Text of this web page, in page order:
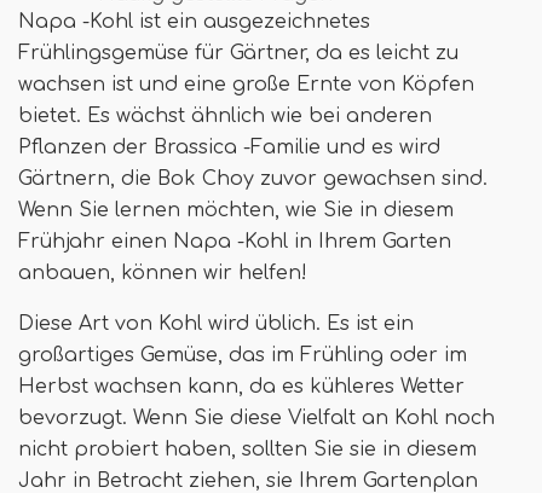
Napa -Kohl ist ein ausgezeichnetes
Frühlingsgemüse für Gärtner, da es leicht zu
wachsen ist und eine große Ernte von Köpfen
bietet. Es wächst ähnlich wie bei anderen
Pflanzen der Brassica -Familie und es wird
Gärtnern, die Bok Choy zuvor gewachsen sind.
Wenn Sie lernen möchten, wie Sie in diesem
Frühjahr einen Napa -Kohl in Ihrem Garten
anbauen, können wir helfen!
Diese Art von Kohl wird üblich. Es ist ein
großartiges Gemüse, das im Frühling oder im
Herbst wachsen kann, da es kühleres Wetter
bevorzugt. Wenn Sie diese Vielfalt an Kohl noch
nicht probiert haben, sollten Sie sie in diesem
Jahr in Betracht ziehen, sie Ihrem Gartenplan